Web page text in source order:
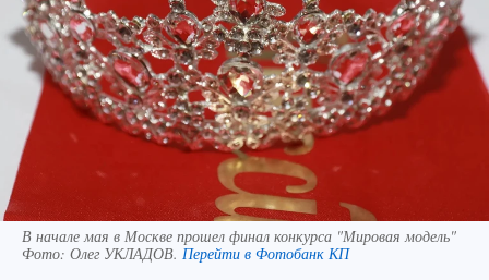
В начале мая в Москве прошел финал конкурса "Мировая модель"
Фото: Олег УКЛАДОВ. Перейти в Фотобанк КП